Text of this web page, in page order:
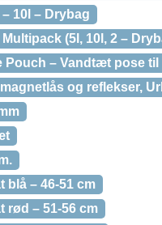
10l – Drybag
(5l, 10l, 2 –
Pouch – Vandtæt pose til
og reflekser,
blå – 46-51 cm
rød – 51-56 cm